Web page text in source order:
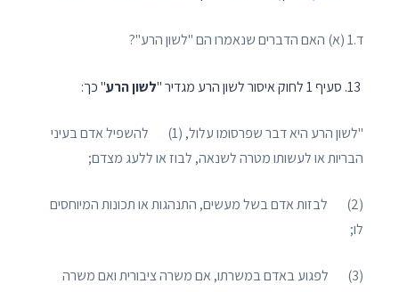
ד.1 (א) האם הדברים שנאמרו הם "לשון הרע"?
סעיף 1 לחוק איסור לשון הרע מגדיר " לשון הרע" כך:
"לשון הרע היא דבר שפרסומו עלול, (1) להשפיל אדם בעיני
הבריות או לעשותו מטרה לשנאה, לבוז או ללעג מצדם;
(2) לבזות אדם בשל מעשים, התנהגות או תכונות המיוחסים
לו;
(3) לפגוע באדם במשרתו, אם משרה ציבורית ואם משרה